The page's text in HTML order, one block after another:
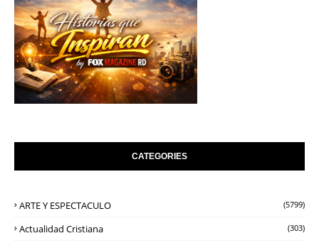
CATEGORIES
ARTE Y ESPECTACULO (5799)
Actualidad Cristiana (303)